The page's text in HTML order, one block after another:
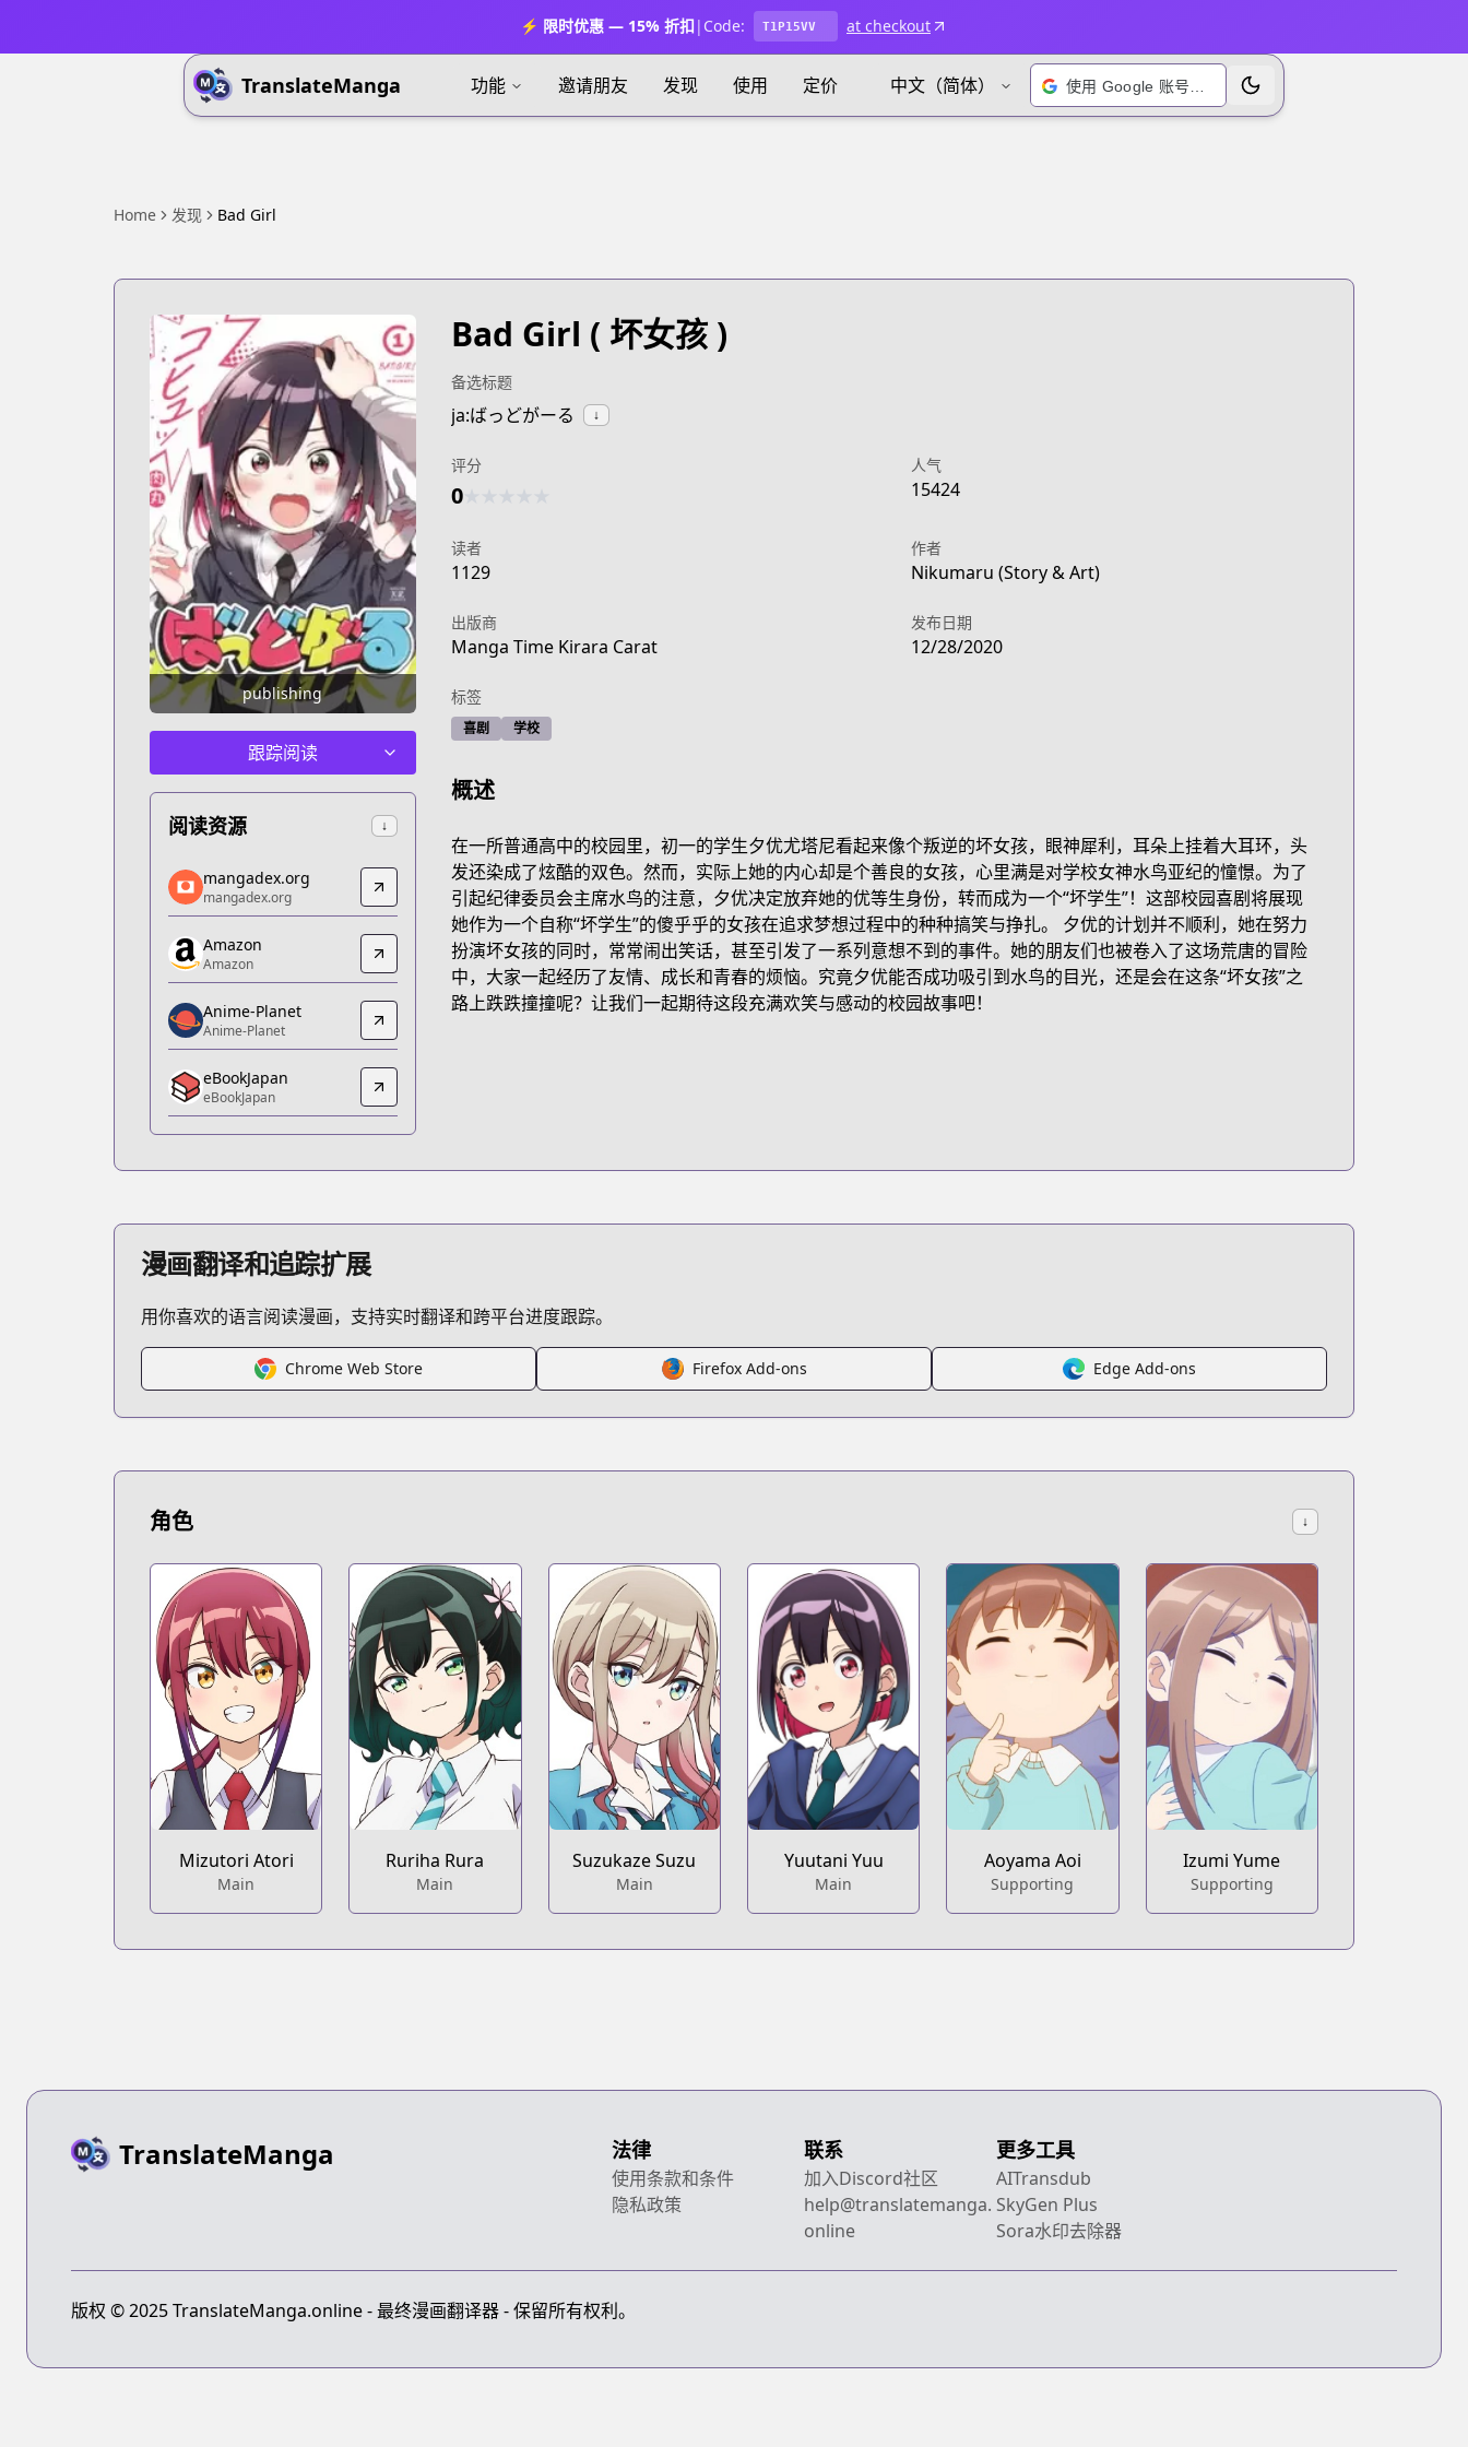
⚡ 限时优惠 — 15% 折扣 | Code: T1P15VV at checkout
TranslateManga 功能 邀请朋友 发现 使用 定价 中文（简体） 切换主题
Home 发现 Bad Girl
publishing
跟踪阅读
阅读资源 ↓
mangadex.org
mangadex.org
https://mangadex.org/title/06338c21-dfd9-4ab0-a0c6-1d973821b992
Amazon
Amazon
https://www.amazon.co.jp/dp/B0BKV7FV1N
Anime-Planet
Anime-Planet
https://www.anime-planet.com/manga/bad-girl
eBookJapan
eBookJapan
Kitsu
https://kitsu.app/manga/62691
MangaUpdates
MangaUpdates
https://www.mangaupdates.com/series.html?id=195076
Book☆Walker
https://bookwalker.jp/series/337580
mangadex.org
mangadex.org
Amazon
Amazon
Anime-Planet
Anime-Planet
eBookJapan
eBookJapan
Bad Girl ( 坏女孩 )
备选标题
ja:ばっどがーる ↓
评分
0★
人气
15424
读者
1129
作者
Nikumaru (Story & Art)
出版商
Manga Time Kirara Carat
发布日期
12/28/2020
标签
喜剧 学校
概述
在一所普通高中的校园里，初一的学生夕优尤塔尼看起来像个叛逆的坏女孩，眼神犀利，耳朵上挂着大耳环，头
发还染成了炫酷的双色。然而，实际上她的内心却是个善良的女孩，心里满是对学校女神水鸟亚纪的憧憬。为了
引起纪律委员会主席水鸟的注意，夕优决定放弃她的优等生身份，转而成为一个“坏学生”！这部校园喜剧将展现
她作为一个自称“坏学生”的傻乎乎的女孩在追求梦想过程中的种种搞笑与挣扎。 夕优的计划并不顺利，她在努力
扮演坏女孩的同时，常常闹出笑话，甚至引发了一系列意想不到的事件。她的朋友们也被卷入了这场荒唐的冒险
中，大家一起经历了友情、成长和青春的烦恼。究竟夕优能否成功吸引到水鸟的目光，还是会在这条“坏女孩”之
路上跌跌撞撞呢？让我们一起期待这段充满欢笑与感动的校园故事吧！
漫画翻译和追踪扩展
用你喜欢的语言阅读漫画，支持实时翻译和跨平台进度跟踪。
Chrome Web Store Firefox Add-ons Edge Add-ons
角色 ↓
Mizutori Atori
Main
Ruriha Rura
Main
Suzukaze Suzu
Main
Yuutani Yuu
Main
Aoyama Aoi
Supporting
Izumi Yume
Supporting
TranslateManga 法律
使用条款和条件
隐私政策
联系
加入Discord社区
help@translatemanga.
online
更多工具
AITransdub
SkyGen Plus
Sora水印去除器
版权 © 2025 TranslateManga.online - 最终漫画翻译器 - 保留所有权利。